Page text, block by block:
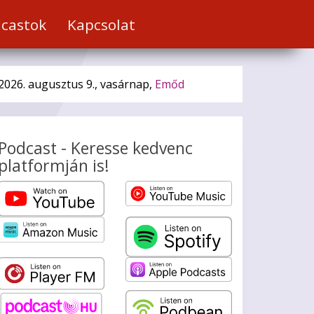
Kapcsolat
augusztus 9., vasárnap, Emőd
Podcast - Keresse kedvenc
platformján is!